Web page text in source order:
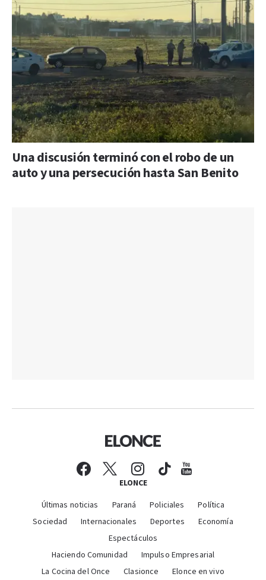
Una discusión terminó con el robo de un
auto y una persecución hasta San Benito
ELONCE
Últimas noticias Paraná Policiales
Política
Sociedad
Internacionales Deportes
Economía
Espectáculos
Haciendo Comunidad
Impulso Empresarial
La Cocina del Once
Clasionce Elonce en vivo